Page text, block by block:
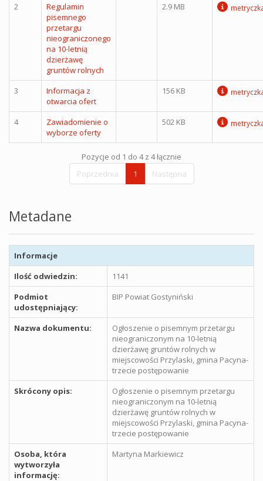
2
Regulamin
pisemnego
przetargu
nieograniczonego
na 10-letnią
dzierżawę
gruntów rolnych
2.9 MB
3
Informacja z
otwarcia ofert
156 KB
4
Zawiadomienie o
wyborze oferty
502 KB
Pozycje od 1 do 4 z 4 łącznie
Poprzednia
1 Następna
Metadane
Informacje
Ilość odwiedzin:
1141
Podmiot
udostępniający:
BIP Powiat Gostyniński
Nazwa dokumentu:
Ogłoszenie o pisemnym przetargu
nieograniczonym na 10-letnią
dzierżawę gruntów rolnych w
miejscowości Przylaski, gmina Pacyna-
trzecie postępowanie
Skrócony opis:
Ogłoszenie o pisemnym przetargu
nieograniczonym na 10-letnią
dzierżawę gruntów rolnych w
miejscowości Przylaski, gmina Pacyna-
trzecie postępowanie
Osoba, która
wytworzyła
informację:
Martyna Markiewicz